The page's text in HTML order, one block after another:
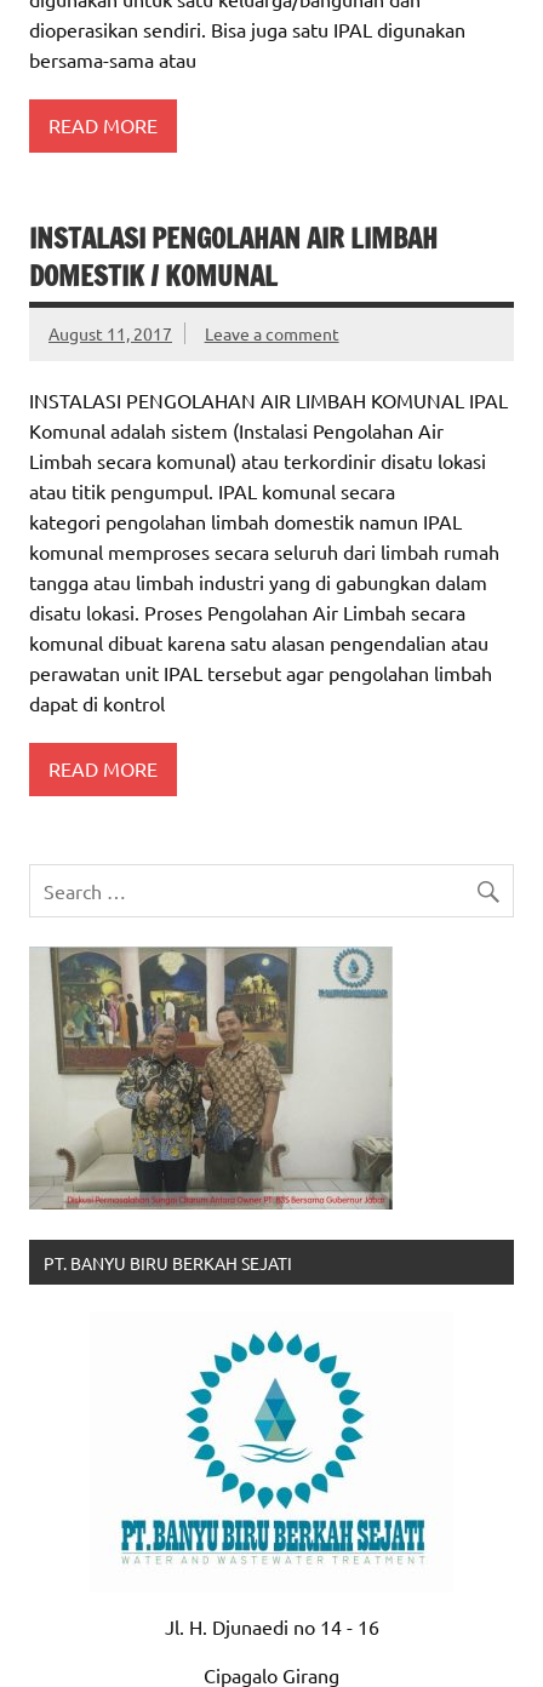
dioperasikan sendiri. Bisa juga satu IPAL digunakan
bersama-sama atau
READ MORE
INSTALASI PENGOLAHAN AIR LIMBAH
DOMESTIK / KOMUNAL
August 11, 2017 Leave a comment
INSTALASI PENGOLAHAN AIR LIMBAH KOMUNAL IPAL
Komunal adalah sistem (Instalasi Pengolahan Air
Limbah secara komunal) atau terkordinir disatu lokasi
atau titik pengumpul. IPAL komunal secara
kategori pengolahan limbah domestik namun IPAL
komunal memproses secara seluruh dari limbah rumah
tangga atau limbah industri yang di gabungkan dalam
disatu lokasi. Proses Pengolahan Air Limbah secara
komunal dibuat karena satu alasan pengendalian atau
perawatan unit IPAL tersebut agar pengolahan limbah
dapat di kontrol
READ MORE
PT. BANYU BIRU BERKAH SEJATI
Jl. H. Djunaedi no 14 - 16
Cipagalo Girang